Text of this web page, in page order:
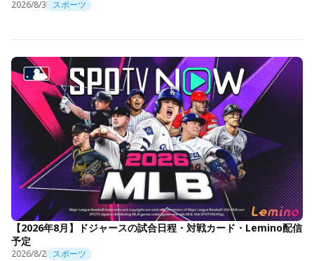
2026/8/3 スポーツ
【2026年8月】ドジャースの試合日程・対戦カード・Lemino配信
予定
2026/8/2 スポーツ